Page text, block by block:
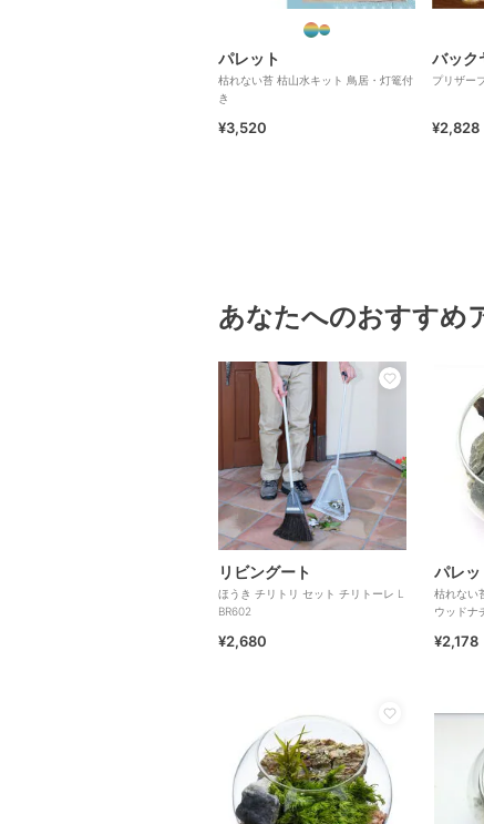
パレット
枯れない苔 枯山水キット 鳥居・灯篭付
き
¥3,520
バック
プリザー
¥2,828
あなたへのおすすめ
リビングート
ほうき チリトリ セット チリトーレ L
BR602
¥2,680
パレッ
枯れない
ウッドナ
¥2,178